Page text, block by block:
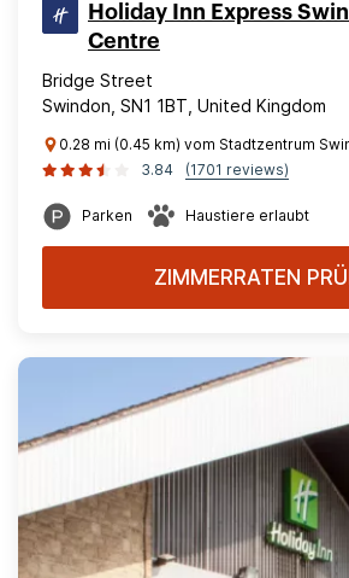
Holiday Inn Express
Centre
Bridge Street
Swindon, SN1 1BT, United Kingdom
0.28 mi (0.45 km) vom Stadtzentrum
3.84
(1701 reviews)
Parken Haustiere erlaubt
ZIMMERRATEN